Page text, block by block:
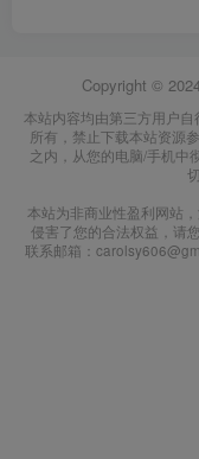
Copyright ©
本站内容均由第三方用户
所有，禁止下载本站资源
之内，从您的电脑/手机中
本站为非商业性盈利网站
侵害了您的合法权益，请
联系邮箱：